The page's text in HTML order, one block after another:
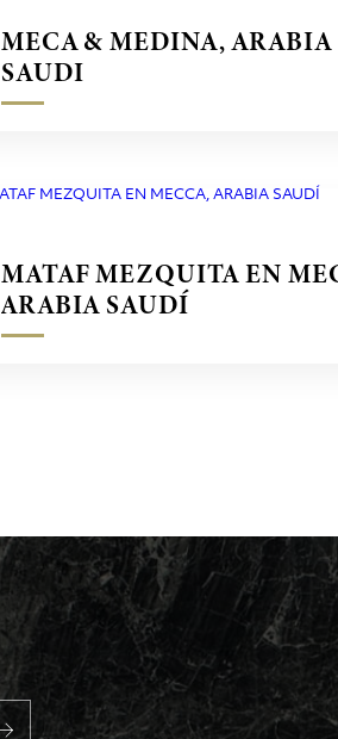
MECA & MEDINA, ARABIA
SAUDI
MATAF MEZQUITA EN
ARABIA SAUDÍ